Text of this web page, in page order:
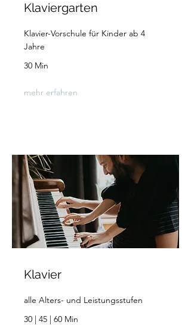
Klaviergarten
Klavier-Vorschule für Kinder ab 4
Jahre
30 Min
mehr erfahren
Klavier
alle Alters- und Leistungsstufen
30 | 45 | 60 Min